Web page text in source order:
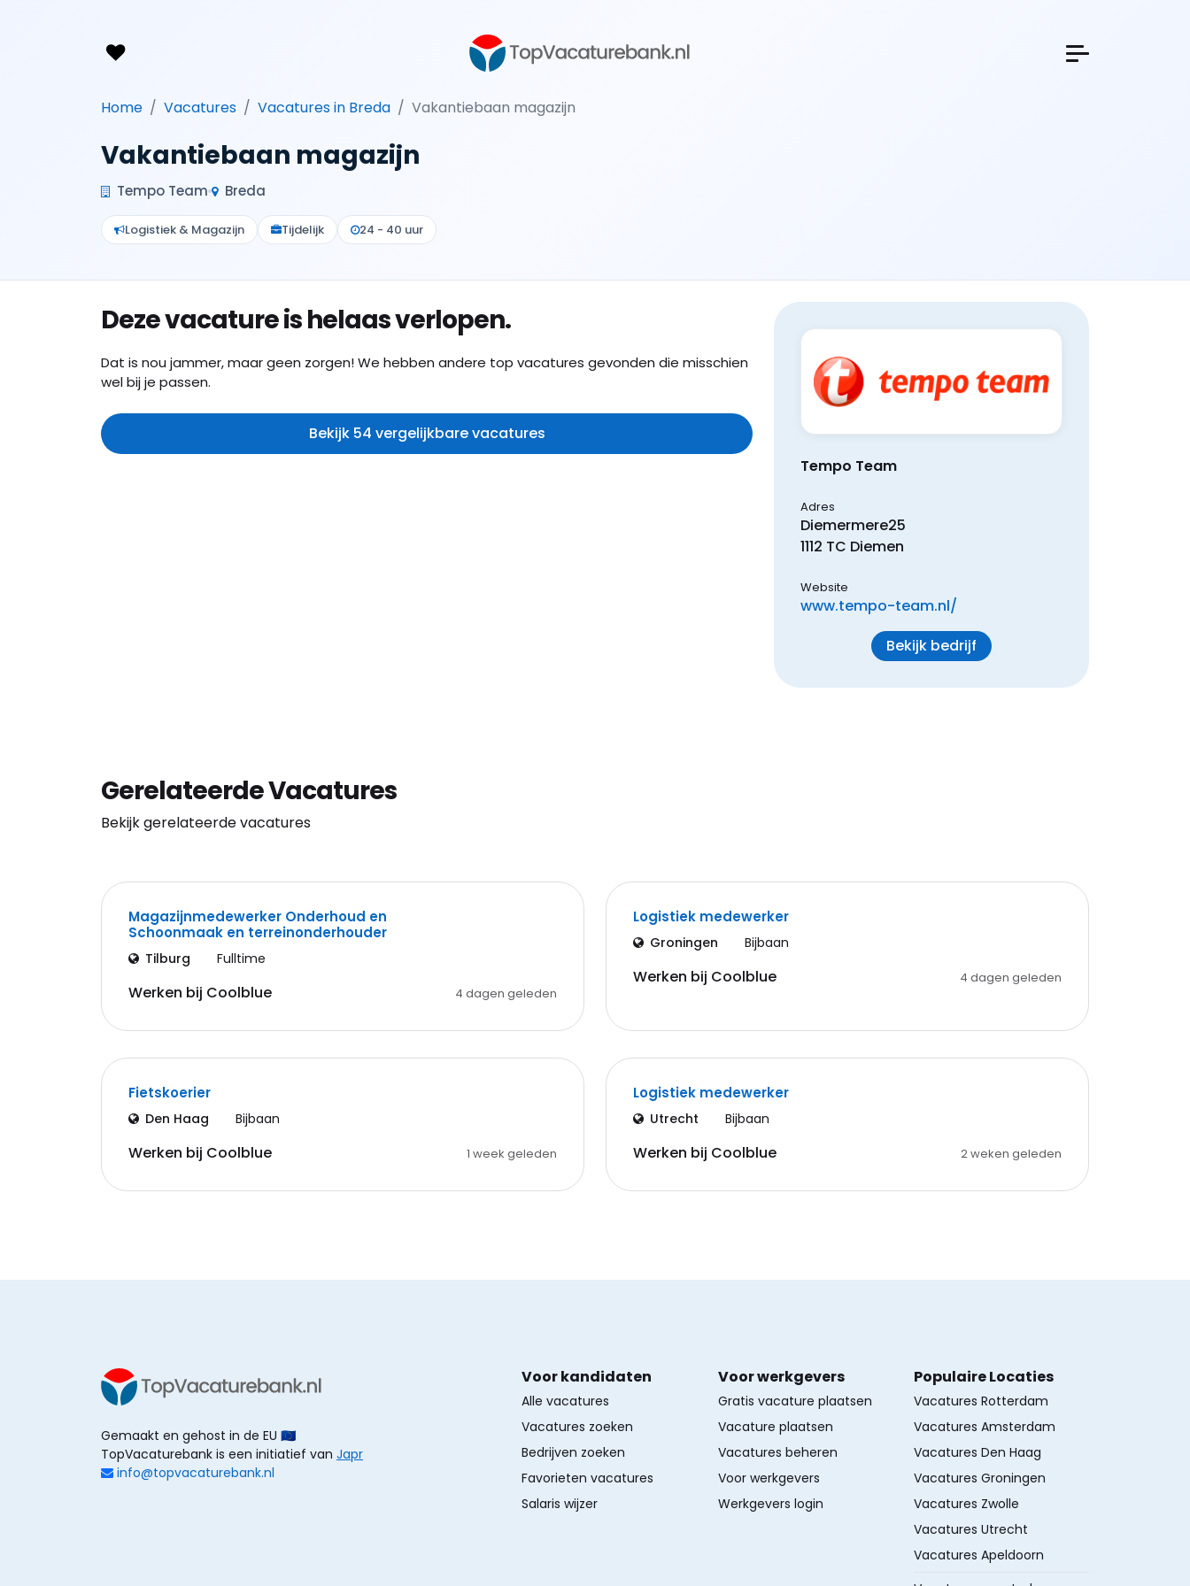
Home Vacatures Vacatures in Breda Vakantiebaan magazijn
Vakantiebaan magazijn
Tempo Team Breda
Logistiek & Magazijn Tijdelijk 24 - 40 uur
Deze vacature is helaas verlopen.
Dat is nou jammer, maar geen zorgen! We hebben andere top vacatures gevonden die misschien
wel bij je passen.
Bekijk 54 vergelijkbare vacatures
Tempo Team
Adres
Diemermere25
1112 TC Diemen
Website
www.tempo-team.nl/
Bekijk bedrijf
Gerelateerde Vacatures
Bekijk gerelateerde vacatures
Magazijnmedewerker Onderhoud en
Schoonmaak en terreinonderhouder
Tilburg Fulltime
Werken bij Coolblue 4 dagen geleden
Logistiek medewerker
Groningen Bijbaan
Werken bij Coolblue 4 dagen geleden
Fietskoerier
Den Haag Bijbaan
Werken bij Coolblue 1 week geleden
Logistiek medewerker
Utrecht Bijbaan
Werken bij Coolblue 2 weken geleden
Gemaakt en gehost in de EU 🇪🇺
TopVacaturebank is een initiatief van Japr
info@topvacaturebank.nl
Voor kandidaten
Alle vacatures
Vacatures zoeken
Bedrijven zoeken
Favorieten vacatures
Salaris wijzer
Voor werkgevers
Gratis vacature plaatsen
Vacature plaatsen
Vacatures beheren
Voor werkgevers
Werkgevers login
Populaire Locaties
Vacatures Rotterdam
Vacatures Amsterdam
Vacatures Den Haag
Vacatures Groningen
Vacatures Zwolle
Vacatures Utrecht
Vacatures Apeldoorn